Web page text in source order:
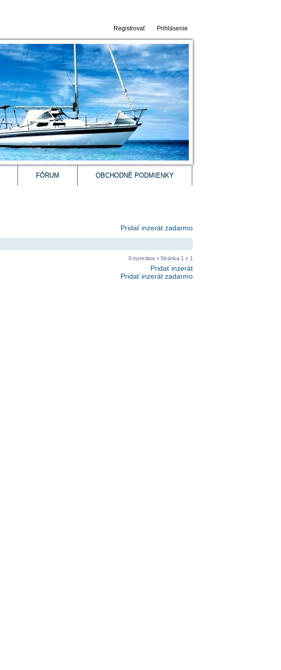
Registrovať Prihlásenie
FÓRUM OBCHODNÉ PODMIENKY
Pridať inzerát zadarmo
0 inzerátov • Stránka 1 z 1
Pridať inzerát
Pridať inzerát zadarmo